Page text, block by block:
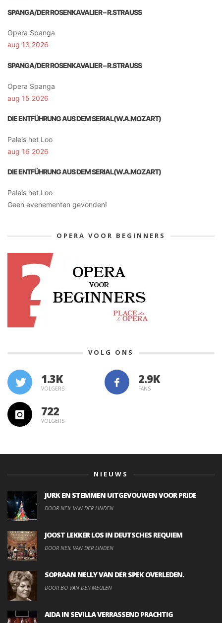
SPANGA/DER ROSENKAVALIER – R.STRAUSS
Opera Spanga
aug 13 2026
SPANGA/DER ROSENKAVALIER – R.STRAUSS
Opera Spanga
aug 15 2026
DIE ENTFÜHRUNG AUS DEM SERIAL(W.A.MOZART)
Paleis het Loo
aug 16 2026
DIE ENTFÜHRUNG AUS DEM SERIAL(W.A.MOZART)
Paleis het Loo
Geen evenementen gevonden!
OPERA VOOR BEGINNERS
VOLG ONS
1.3K
VOLGERS FANS
722
VOLGERS
NIEUWS
JURK EN STEMMEN UITGEVOUWEN VOOR PRIDE
DOOR NEIL VAN DER LINDEN
JOOST LEKKER LOS IN DEUTSCHES REQUIEM
DOOR NEIL VAN DER LINDEN
SOPRAAN NELLY VAN DER SPEK OVERLEDEN.
DOOR BO VAN DER MEULEN
AIDA IN SEVILLA VERRASSEND PRACHTIG